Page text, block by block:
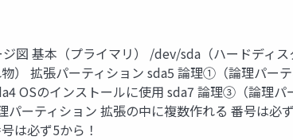
図 基本（プライマリ） /dev/sda（ハードデ
） 拡張パーティション sda5 論理①（論理パー
OSのインストールに使用 sda7 論理③（論理パ
ーティション 拡張の中に複数作れる 番号は
は必ず5から！